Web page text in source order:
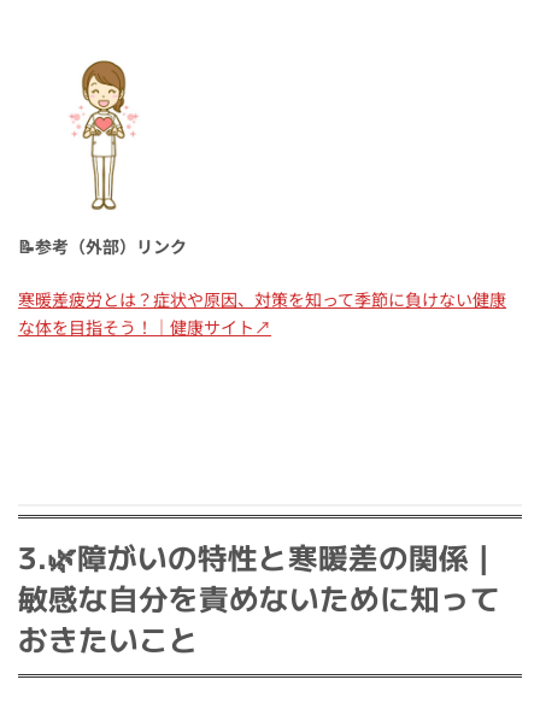
📝参考（外部）リンク
寒暖差疲労とは？症状や原因、対策を知って季節に負けない健康
な体を目指そう！｜健康サイト↗
3.🌿障がいの特性と寒暖差の関係｜
敏感な自分を責めないために知って
おきたいこと